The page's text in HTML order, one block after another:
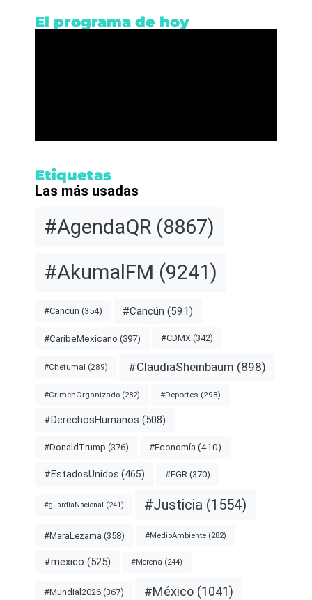
El programa de hoy
Etiquetas
Las más usadas
#AgendaQR (8867)
#AkumalFM (9241)
#Cancun (354) #Cancún (591)
#CaribeMexicano (397) #CDMX (342)
#Chetumal (289) #ClaudiaSheinbaum (898)
#CrimenOrganizado (282) #Deportes (298)
#DerechosHumanos (508)
#DonaldTrump (376) #Economía (410)
#EstadosUnidos (465) #FGR (370)
#guardiaNacional (241) #Justicia (1554)
#MaraLezama (358) #MedioAmbiente (282)
#mexico (525) #Morena (244)
#Mundial2026 (367) #México (1041)